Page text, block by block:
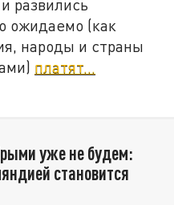
развились
ожидаемо (как
народы и страны
платят…
уже не будем:
становится